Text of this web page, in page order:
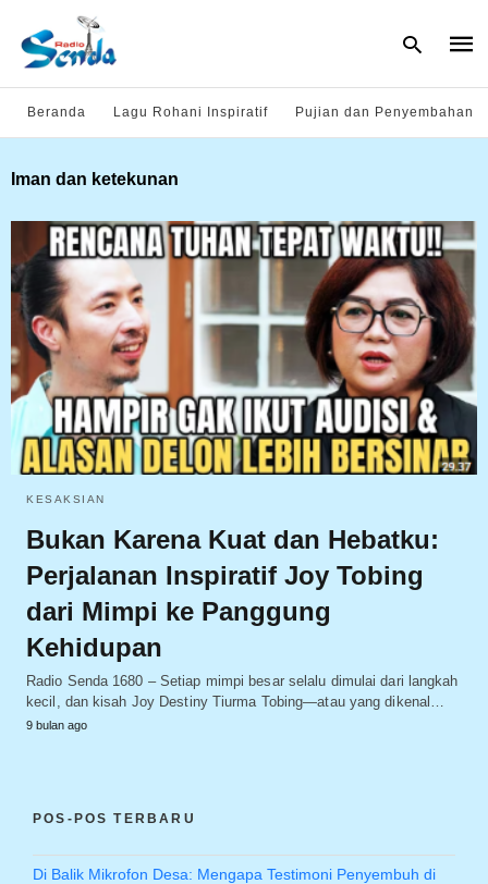
and
hit
Beranda Lagu Rohani Inspiratif Pujian dan Penyembahan
Iman dan ketekunan
KESAKSIAN
Bukan Karena Kuat dan Hebatku:
Perjalanan Inspiratif Joy Tobing
dari Mimpi ke Panggung
Kehidupan
Radio Senda 1680 – Setiap mimpi besar selalu dimulai dari langkah
kecil, dan kisah Joy Destiny Tiurma Tobing—atau yang dikenal…
9 bulan ago
POS-POS TERBARU
Di Balik Mikrofon Desa: Mengapa Testimoni Penyembuh di